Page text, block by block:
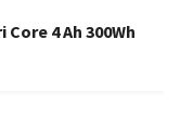
Core 4 Ah 300Wh